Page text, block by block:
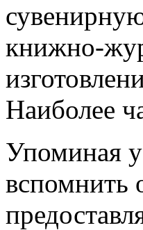
книжно-
Наиболее
Упоминая
вспомнить